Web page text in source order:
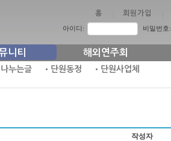
홈 회원가입
아이디: 비밀번호:
니티
누는글 •단원동정 •단원사업체
해외연주회
작성자